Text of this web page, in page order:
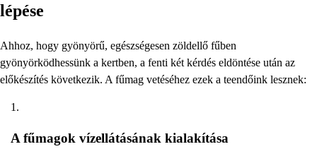
lépése
Ahhoz, hogy gyönyörű, egészségesen zöldellő fűben
gyönyörködhessünk a kertben, a fenti két kérdés eldöntése után az
előkészítés következik. A fűmag vetéséhez ezek a teendőink lesznek:
A fűmagok vízellátásának kialakítása